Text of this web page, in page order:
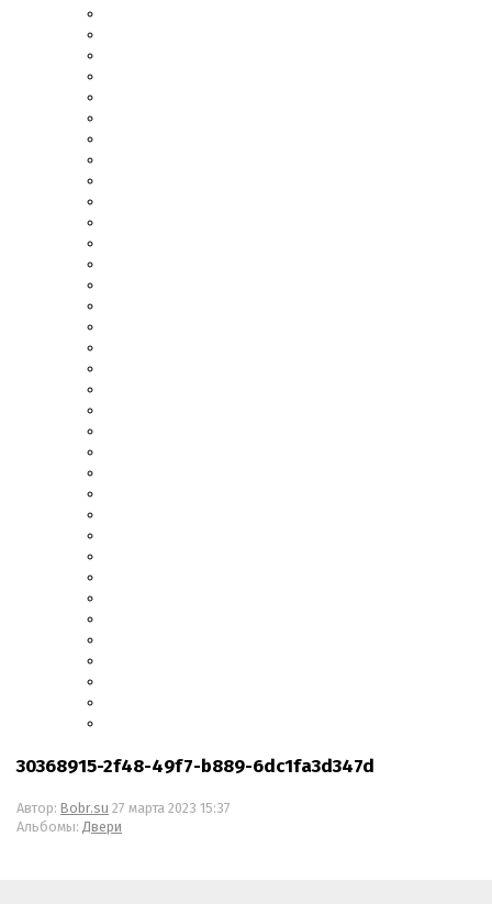
30368915-2f48-49f7-b889-6dc1fa3d347d
Автор: Bobr.su 27 марта 2023 15:37
Альбомы: Двери